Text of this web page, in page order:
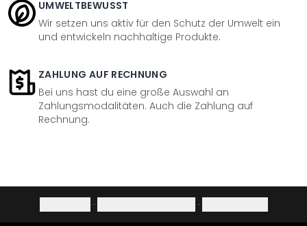
UMWELTBEWUSST
Wir setzen uns aktiv für den Schutz der Umwelt ein
und entwickeln nachhaltige Produkte.
ZAHLUNG AUF RECHNUNG
Bei uns hast du eine große Auswahl an
Zahlungsmodalitäten. Auch die Zahlung auf
Rechnung.
· ·